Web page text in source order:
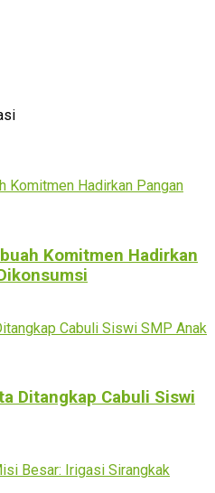
Komitmen Hadirkan
Ditangkap Cabuli Siswi